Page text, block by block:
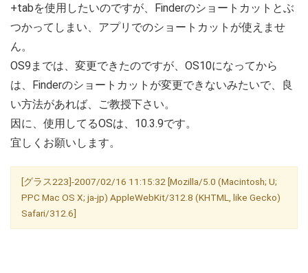
+tabを使用したいのですが、Finderのショートカットとぶ
つかってしまい、アプリでのショートカットが使えませ
ん。
OS9までは、変更できたのですが、OS10になってから
は、Finderのショートカットが変更できないみたいで、良
い方法があれば、ご教授下さい。
因に、使用してるOSは、10.3.9です。
宜しくお願いします。
[グラス223]-2007/02/16 11:15:32 [Mozilla/5.0 (Macintosh; U;
PPC Mac OS X; ja-jp) AppleWebKit/312.8 (KHTML, like Gecko)
Safari/312.6]